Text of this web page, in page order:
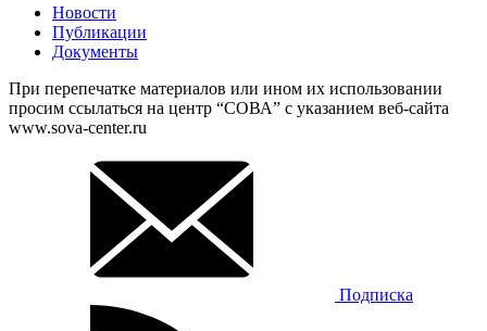
Новости
Публикации
Документы
При перепечатке материалов или ином их использовании
просим ссылаться на центр “СОВА” с указанием веб-сайта
www.sova-center.ru
Подписка